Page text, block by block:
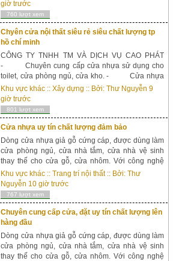
Paper/nhồi ...
giờ trước
760 lượt xem
Chyên cửa nội thất siêu rẻ siêu chất lượng tp
hồ chí minh
CÔNG TY TNHH TM VÀ DỊCH VỤ CAO PHÁT
- Chuyên cung cấp cửa nhựa sử dụng cho
toilet, cửa phòng ngủ, cửa kho. - Cửa nhựa
PVC đài loan phủ vân gỗ tự nhiên. - &nbs...
Khu vực khác ::Xây dựng :: Bởi:Thư Nguyễn 9
giờ trước
801 lượt xem
Cửa nhựa uy tín chất lượng đảm bảo
Dòng cửa nhựa giả gỗ cứng cáp, được dùng làm
cửa phòng ngủ, cửa nhà tắm, cửa nhà vệ sinh
thay thế cho cửa gỗ, cửa nhôm. Với công nghệ
hiện đại, cửa nhựa gỗ sung yu được ép với áp
suất lớn từ bột gỗ với bột nhựa. Sung yu có 3 loại:
Sungyu ...
Khu vực khác ::Trang trí nội thất:: Bởi:Thư
Nguyễn 10 giờ trước
767 lượt xem
Chuyên cung cấp cửa, đặt uy tín chất lượng lên
hàng đầu
Dòng cửa nhựa giả gỗ cứng cáp, được dùng làm
cửa phòng ngủ, cửa nhà tắm, cửa nhà vệ sinh
thay thế cho cửa gỗ, cửa nhôm. Với công nghệ